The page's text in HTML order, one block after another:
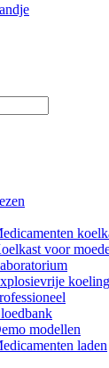
voor
koeling
modellen
laden